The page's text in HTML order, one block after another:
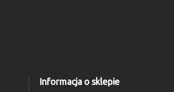
Informacja o sklepie